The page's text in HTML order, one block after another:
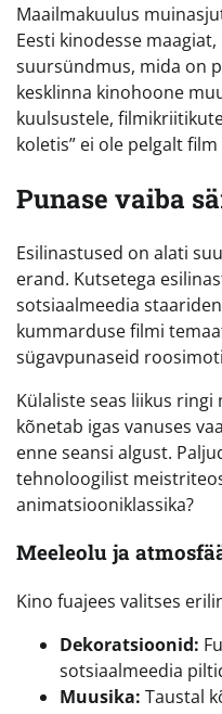
Maailmakuulus
Eesti kinodesse
suursündmus, mida on
kesklinna kinohoone
kuulsustele,
koletis” ei ole pelgalt
Punase vaiba
Esilinastused on alati
erand. Kutsetega
sotsiaalmeedia
kummarduse filmi
sügavpunaseid
Külaliste seas liikus
kõnetab igas vanuses
enne seansi algust.
tehnoloogilist
animatsiooniklassika?
Meeleolu ja
Kino fuajees valitses
Dekoratsioonid:
sotsiaalmeedia
Muusika: Taustal